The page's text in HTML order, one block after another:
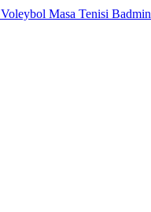
Voleybol Masa Tenisi